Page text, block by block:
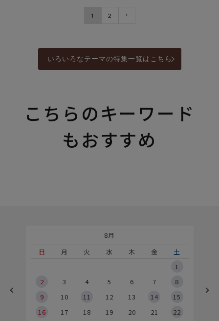
1 2
いろいろなテーマの特集一覧はこちら
こちらのキーワード
もおすすめ
8月
日
月 火 水 木 金
土
1
2
3 4 5 6 7
8
9
10 11 12 13 14
15
16
17 18 19 20 21
22